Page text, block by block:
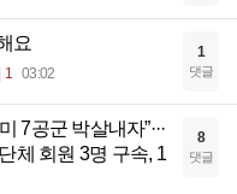
요
1 03:02
1
댓글
7공군 박살내자”···
체 회원 3명 구속, 1
8
댓글